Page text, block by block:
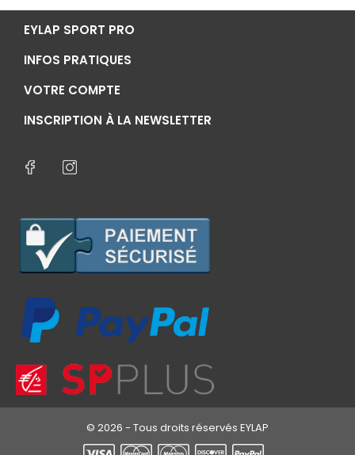
EYLAP SPORT PRO
INFOS PRATIQUES
VOTRE COMPTE
INSCRIPTION À LA NEWSLETTER
© 2026 - Tous droits réservés EYLAP